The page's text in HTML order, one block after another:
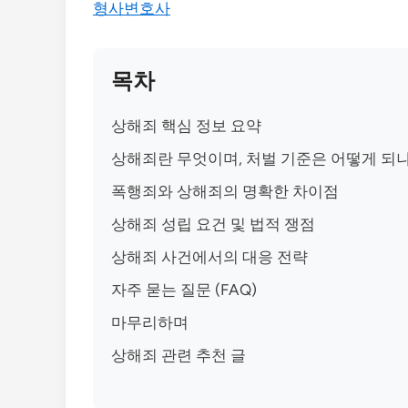
형사변호사
목차
상해죄 핵심 정보 요약
상해죄란 무엇이며, 처벌 기준은 어떻게 되
폭행죄와 상해죄의 명확한 차이점
상해죄 성립 요건 및 법적 쟁점
상해죄 사건에서의 대응 전략
자주 묻는 질문 (FAQ)
마무리하며
상해죄 관련 추천 글